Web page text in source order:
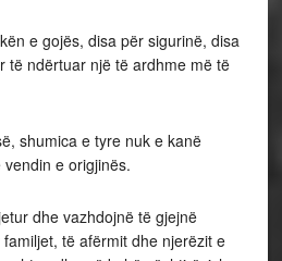
e gojës, disa për sigurinë, disa
të ndërtuar një të ardhme më të
shumica e tyre nuk e kanë
e origjinës.
dhe vazhdojnë të gjejnë
të afërmit dhe njerëzit e